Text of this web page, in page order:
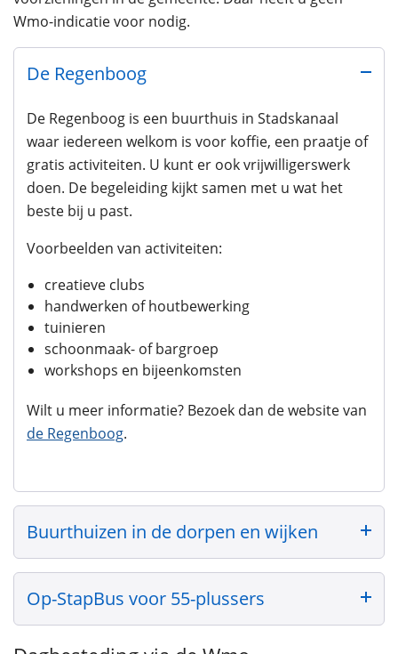
Wmo-indicatie voor nodig.
De Regenboog
De Regenboog is een buurthuis in Stadskanaal
waar iedereen welkom is voor koffie, een praatje of
gratis activiteiten. U kunt er ook vrijwilligerswerk
doen. De begeleiding kijkt samen met u wat het
beste bij u past.
Voorbeelden van activiteiten:
creatieve clubs
handwerken of houtbewerking
tuinieren
schoonmaak- of bargroep
workshops en bijeenkomsten
Wilt u meer informatie? Bezoek dan de website van
de Regenboog.
Buurthuizen in de dorpen en wijken
Op-StapBus voor 55-plussers